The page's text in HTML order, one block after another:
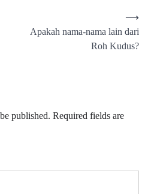
Apakah nama-nama lain dari
Roh Kudus?
⟶
published. Required fields are